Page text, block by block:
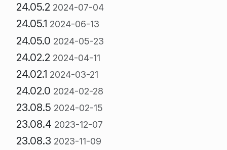
24.05.2 2024-07-04
24.05.1 2024-06-13
24.05.0 2024-05-23
24.02.2 2024-04-11
24.02.1 2024-03-21
24.02.0 2024-02-28
23.08.5 2024-02-15
23.08.4 2023-12-07
23.08.3 2023-11-09